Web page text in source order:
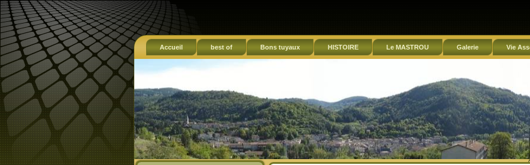
Accueil best of Bons tuyaux HISTOIRE Le MASTROU Galerie Vie